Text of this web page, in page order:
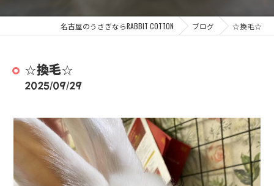
名古屋のうさぎならRABBIT COTTON ブログ ☆換毛☆
☆換毛☆
2025/09/29